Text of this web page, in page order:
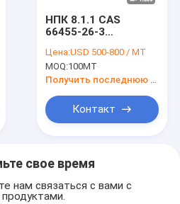
НПК 8.1.1 CAS
66455-26-3
удобрения
Природные
питательные
процветания
растений и
сельскохозяйственной
Цена:USD 500-800 / MT
MOQ:100MT
Получить последнюю цену
Контакт
свое время
нам связаться с вами с